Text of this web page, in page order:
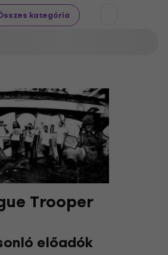
kategória
Trooper
előadók